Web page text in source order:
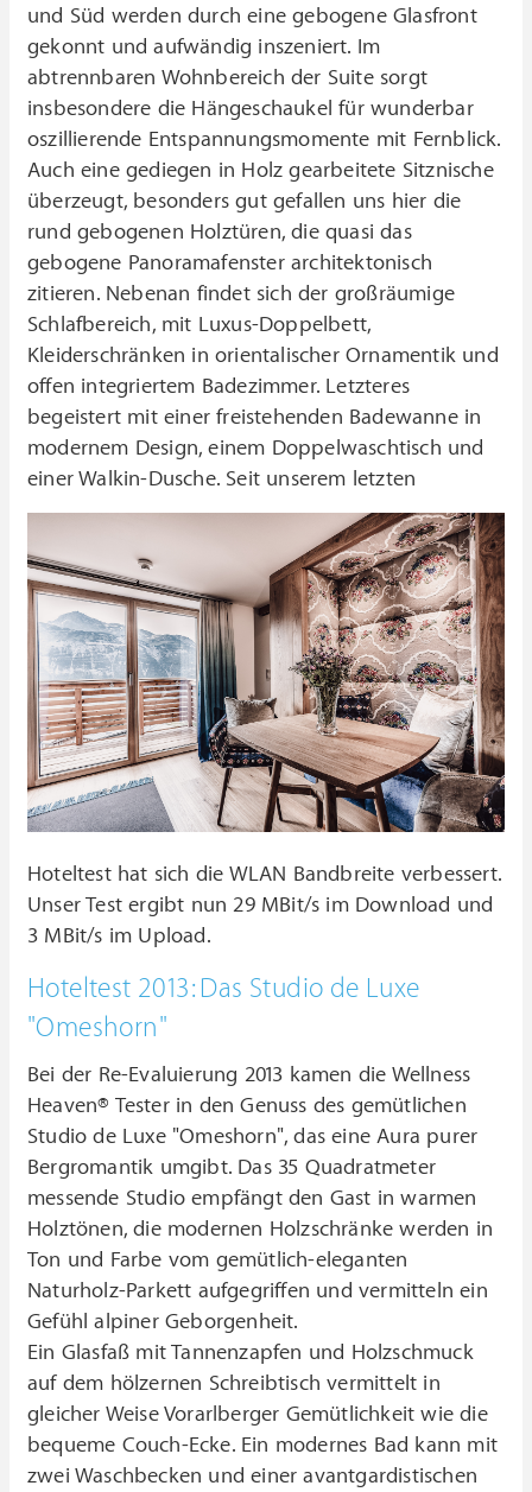
und Süd werden durch eine gebogene Glasfront
gekonnt und aufwändig inszeniert. Im
abtrennbaren Wohnbereich der Suite sorgt
insbesondere die Hängeschaukel für wunderbar
oszillierende Entspannungsmomente mit Fernblick.
Auch eine gediegen in Holz gearbeitete Sitznische
überzeugt, besonders gut gefallen uns hier die
rund gebogenen Holztüren, die quasi das
gebogene Panoramafenster architektonisch
zitieren. Nebenan findet sich der großräumige
Schlafbereich, mit Luxus-Doppelbett,
Kleiderschränken in orientalischer Ornamentik und
offen integriertem Badezimmer. Letzteres
begeistert mit einer freistehenden Badewanne in
modernem Design, einem Doppelwaschtisch und
einer Walkin-Dusche. Seit unserem letzten
Hoteltest hat sich die WLAN Bandbreite verbessert.
Unser Test ergibt nun 29 MBit/s im Download und
3 MBit/s im Upload.
Hoteltest 2013: Das Studio de Luxe
"Omeshorn"
Bei der Re-Evaluierung 2013 kamen die Wellness
Heaven® Tester in den Genuss des gemütlichen
Studio de Luxe "Omeshorn", das eine Aura purer
Bergromantik umgibt. Das 35 Quadratmeter
messende Studio empfängt den Gast in warmen
Holztönen, die modernen Holzschränke werden in
Ton und Farbe vom gemütlich-eleganten
Naturholz-Parkett aufgegriffen und vermitteln ein
Gefühl alpiner Geborgenheit.
Ein Glasfaß mit Tannenzapfen und Holzschmuck
auf dem hölzernen Schreibtisch vermittelt in
gleicher Weise Vorarlberger Gemütlichkeit wie die
bequeme Couch-Ecke. Ein modernes Bad kann mit
zwei Waschbecken und einer avantgardistischen